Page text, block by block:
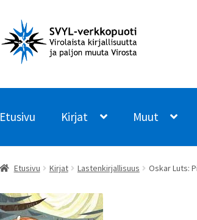
Siirry
navigointiin
Siirry
sisältöön
Etusivu Kirjat Muut
Etusivu Kirjat Lastenkirjallisuus Oskar Luts: